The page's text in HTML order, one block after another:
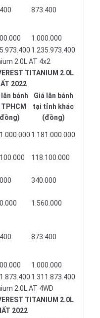
873.400
1.000.000
1.235.973.400
2.0L AT 4x2
TITANIUM 2.0L
2022
lăn bánh
Giá lăn bánh
tại tỉnh khác
(đồng)
1.181.000.000
118.100.000
340.000
1.560.000
873.400
1.000.000
1.311.873.400
2.0L AT 4WD
TITANIUM 2.0L
2022